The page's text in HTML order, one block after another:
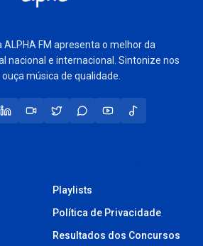
ALPHA FM apresenta o melhor da
nacional e internacional. Sintonize nos
ouça música de qualidade.
Playlists
Política de Privacidade
Resultados dos Concursos